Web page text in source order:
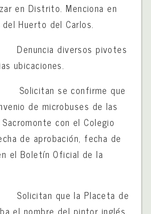
en Distrito. Menciona en
Huerto del Carlos.
diversos pivotes
ubicaciones.
se confirme que
de microbuses de las
con el Colegio
de aprobación, fecha de
el Boletín Oficial de la
que la Placeta de
el nombre del pintor inglés